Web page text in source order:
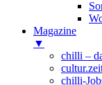
Magazine
▼
chilli –
chilli-